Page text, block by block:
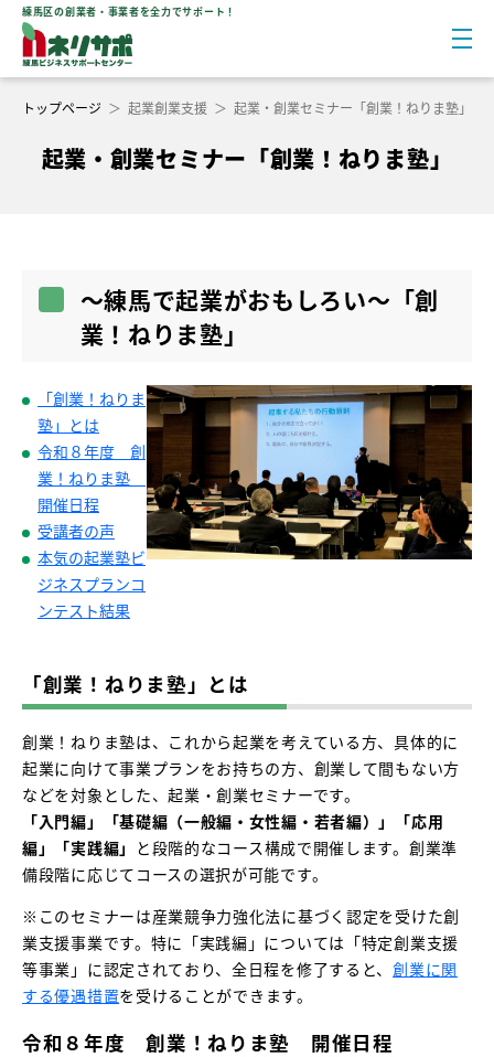
練馬区の創業者・事業者を全力でサポート！
トップページ ＞ 起業創業支援 ＞ 起業・創業セミナー「創業！ねりま塾」
起業・創業セミナー「創業！ねりま塾」
～練馬で起業がおもしろい～「創
業！ねりま塾」
「創業！ねりま
塾」とは
令和８年度 創
業！ねりま塾
開催日程
受講者の声
本気の起業塾ビ
ジネスプランコ
ンテスト結果
「創業！ねりま塾」とは
創業！ねりま塾は、これから起業を考えている方、具体的に
起業に向けて事業プランをお持ちの方、創業して間もない方
などを対象とした、起業・創業セミナーです。
「入門編」「基礎編（一般編・女性編・若者編）」「応用
編」「実践編」 と段階的なコース構成で開催します。創業準
備段階に応じてコースの選択が可能です。
※このセミナーは産業競争力強化法に基づく認定を受けた創
業支援事業です。特に「実践編」については「特定創業支援
等事業」に認定されており、全日程を修了すると、創業に関
する優遇措置を受けることができます。
令和８年度 創業！ねりま塾 開催日程